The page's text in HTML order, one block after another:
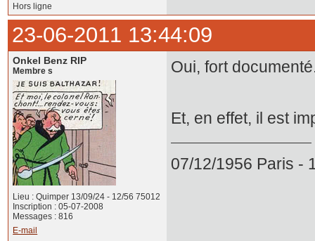
Hors ligne
23-06-2011 13:44:09
Onkel Benz RIP
Membre s
Lieu : Quimper 13/09/24 - 12/56 75012
Inscription : 05-07-2008
Messages : 816
E-mail
Oui, fort
Et, en effet, il est
07/12/1956 Paris -